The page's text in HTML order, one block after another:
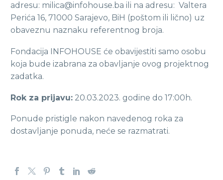
adresu: milica@infohouse.ba ili na adresu: Valtera
Perića 16, 71000 Sarajevo, BiH (poštom ili lično) uz
obaveznu naznaku referentnog broja.
Fondacija INFOHOUSE će obavijestiti samo osobu
koja bude izabrana za obavljanje ovog projektnog
zadatka.
Rok za prijavu: 20.03.2023. godine do 17:00h.
Ponude pristigle nakon navedenog roka za
dostavljanje ponuda, neće se razmatrati.